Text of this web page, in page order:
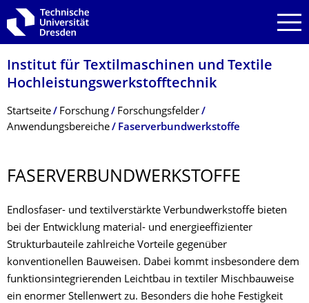
Zur Hauptnavigation springen
Zur Suche springen
Zum Inhalt springen
Institut für Textilmaschinen und Textile
Hochleistungswerk­stofftechnik
Breadcrumb-Menü
Startseite Forschung
Forschungsfelder
Anwendungsbereiche
Faserverbundwerkstoffe
FASERVERBUND­WERKSTOFFE
Endlosfaser- und textilverstärkte Verbundwerkstoffe bieten
bei der Entwicklung material- und energieeffizienter
Strukturbauteile zahlreiche Vorteile gegenüber
konventionellen Bauweisen. Dabei kommt insbesondere dem
funktionsintegrierenden Leichtbau in textiler Mischbauweise
ein enormer Stellenwert zu. Besonders die hohe Festigkeit